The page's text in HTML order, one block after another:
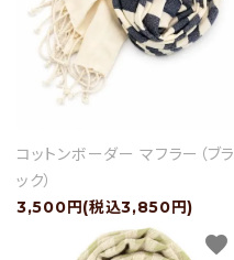
コットンボーダー マフラー（ブラ
ック）
3,500円(税込3,850円)
favorite